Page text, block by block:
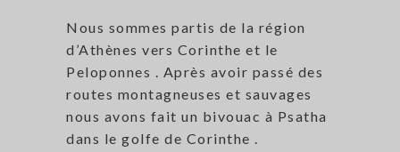
Nous sommes partis de la région
d’Athènes vers Corinthe et le
Peloponnes . Après avoir passé des
routes montagneuses et sauvages
nous avons fait un bivouac à Psatha
dans le golfe de Corinthe .